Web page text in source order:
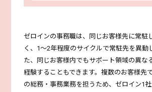
ゼロインの事務職は、同じお客様先に常駐
く、1～2年程度のサイクルで常駐先を異動
た、同じお客様内でもサポート領域の異な
経験することもできます。複数のお客様先
の総務・事務業務を担うため、ゼロイン1